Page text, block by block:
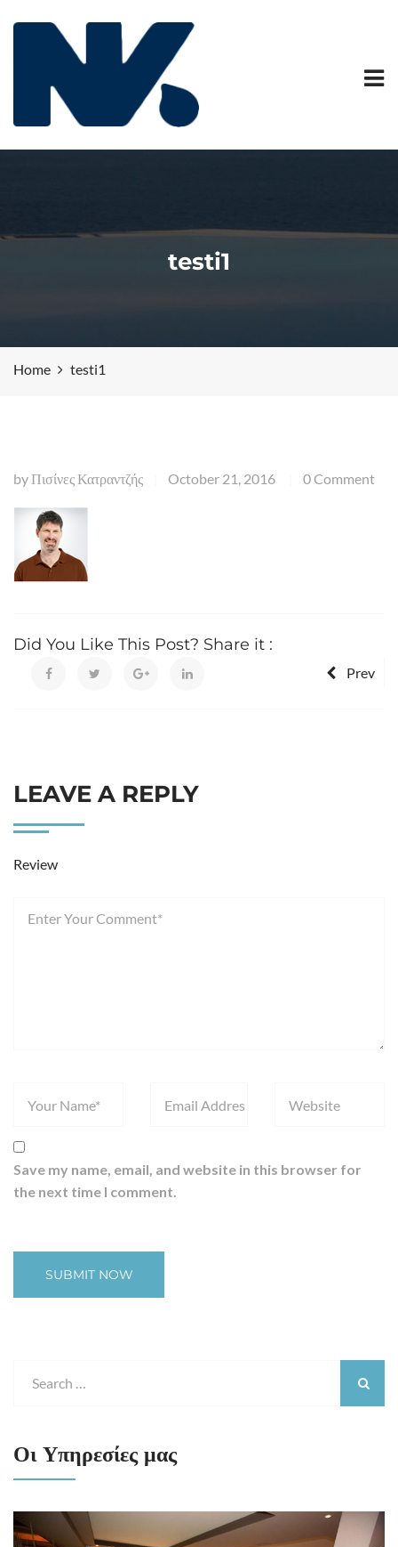
testi1
Home testi1
byΠισίνες Κατραντζής October 21, 2016 0 Comment
Did You Like This Post? Share it :
Prev
LEAVE A REPLY
Review
Save my name, email, and website in this browser for
the next time I comment.
Οι Υπηρεσίες μας